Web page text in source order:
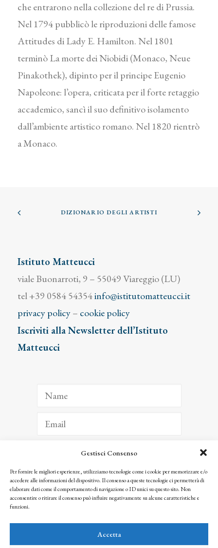
Gestisci Consenso
Per fornire le migliori esperienze, utilizziamo tecnologie come i cookie per memorizzare e/o
accedere alle informazioni del dispositivo. Il consenso a queste tecnologie ci permetterà di
elaborare dati come il comportamento di navigazione o ID unici su questo sito. Non
acconsentire o ritirare il consenso può influire negativamente su alcune caratteristiche e
funzioni.
Accetta
che entrarono nella collezione del re di Prussia.
Nel 1794 pubblicò le riproduzioni delle famose
Attitudes di Lady E. Hamilton. Nel 1801
terminò La morte dei Niobidi (Monaco, Neue
Pinakothek), dipinto per il principe Eugenio
Napoleone: l’opera, criticata per il forte retaggio
accademico, sancì il suo definitivo isolamento
dall’ambiente artistico romano. Nel 1820 rientrò
a Monaco.
DIZIONARIO DEGLI ARTISTI
Istituto Matteucci
viale Buonarroti, 9 – 55049 Viareggio (LU)
tel +39 0584 54354info@istitutomatteucci.it
privacy policy– cookie policy
Iscriviti alla Newsletter dell’Istituto
Matteucci
ISCRIVITI
Facendo clic per iscriverti, riconosci che le tue informazioni saranno trattate
seguendo la nostra Privacy Policy
© 2025 Istituto Matteucci. All right reserved
l’autorizzazione scritta dei proprietari dei diritti e dell’Istituto Matteucci